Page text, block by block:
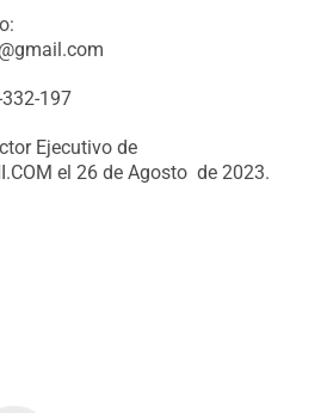
197
Ejecutivo de
el 26 de Agosto de 2023.